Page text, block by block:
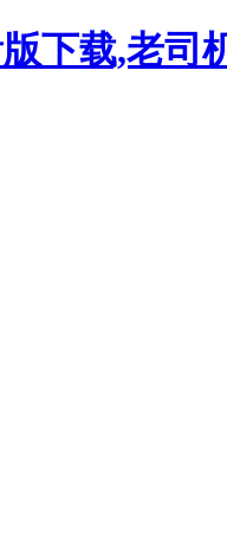
下载,老司